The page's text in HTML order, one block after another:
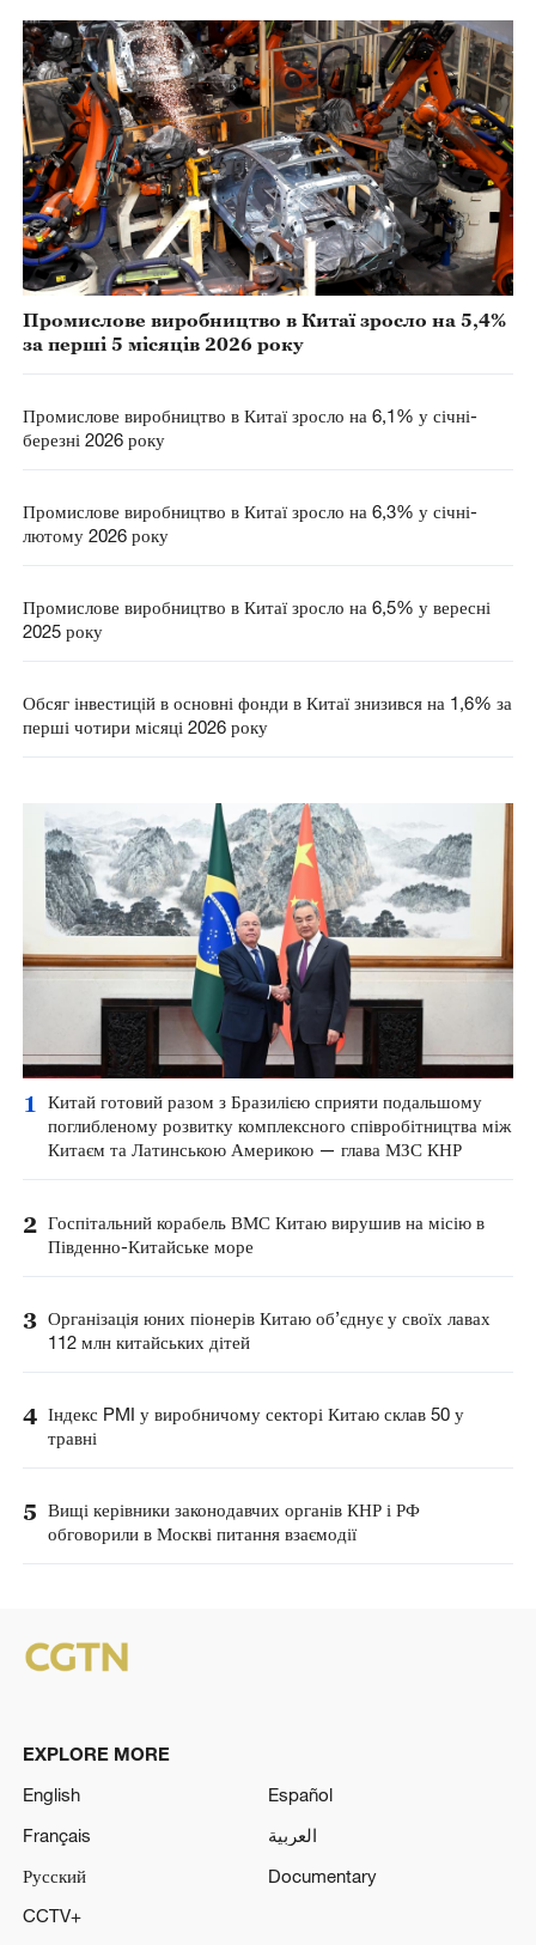
Промислове виробництво в Китаї зросло на 5,4%
за перші 5 місяців 2026 року
Промислове виробництво в Китаї зросло на 6,1% у січні-
березні 2026 року
Промислове виробництво в Китаї зросло на 6,3% у січні-
лютому 2026 року
Промислове виробництво в Китаї зросло на 6,5% у вересні
2025 року
Обсяг інвестицій в основні фонди в Китаї знизився на 1,6% за
перші чотири місяці 2026 року
1
Китай готовий разом з Бразилією сприяти подальшому
поглибленому розвитку комплексного співробітництва між
Китаєм та Латинською Америкою — глава МЗС КНР
2 Госпітальний корабель ВМС Китаю вирушив на місію в
Південно-Китайське море
3 Організація юних піонерів Китаю об’єднує у своїх лавах
112 млн китайських дітей
4 Індекс PMI у виробничому секторі Китаю склав 50 у
травні
5 Вищі керівники законодавчих органів КНР і РФ
обговорили в Москві питання взаємодії
EXPLORE MORE
English
Español
Français
العربية
Русский
Documentary
CCTV+